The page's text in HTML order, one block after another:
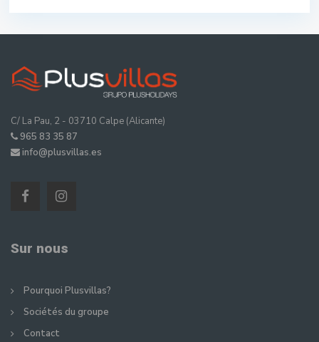
C/ La Pau, 2 - 03710 Calpe (Alicante)
965 83 35 87
info@plusvillas.es
Sur nous
Pourquoi Plusvillas?
Sociétés du groupe
Contact